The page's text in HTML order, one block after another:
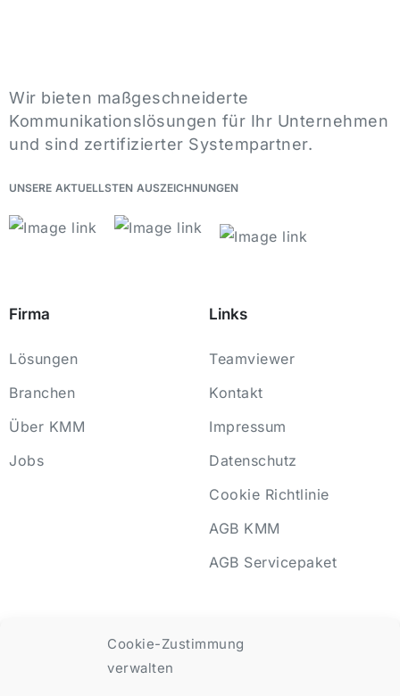
Cookie-Zustimmung
verwalten
Wir bieten maßgeschneiderte
Kommunikationslösungen für Ihr Unternehmen
und sind zertifizierter Systempartner.
UNSERE AKTUELLSTEN AUSZEICHNUNGEN
Firma
Lösungen
Branchen
Über KMM
Jobs
Links
Teamviewer
Kontakt
Impressum
Datenschutz
Cookie Richtlinie
AGB KMM
AGB Servicepaket
KMM 2025 © All rights reserved